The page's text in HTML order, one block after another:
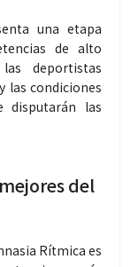
una etapa
de alto
deportistas
las condiciones
disputarán las
del
Rítmica es